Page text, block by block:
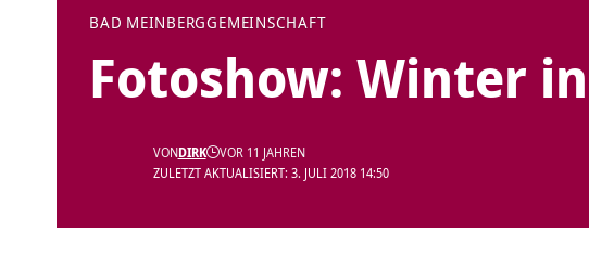
BAD MEINBERGGEMEINSCHAFT
Fotoshow: Winter
ZULETZT AKTUALISIERT: 3. JULI 2018 14:50
VONDIRK VOR 11 JAHREN